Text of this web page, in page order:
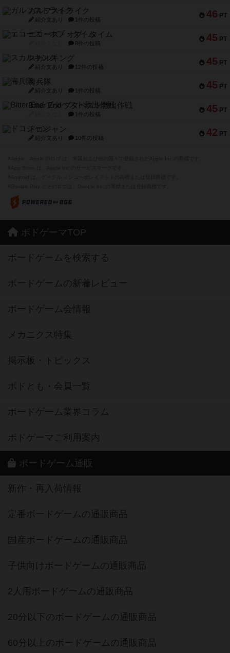
46 PT
ガルフストライク
紹介文あり 1件の投稿
45 PT
エコーズ・オブ・タイム
8件の投稿
45 PT
スカルキング
紹介文あり 12件の投稿
45 PT
海兵隊
紹介文あり 1件の投稿
45 PT
Bitter End ブタペスト救出作戦
1件の投稿
42 PT
ドコジャン
紹介文あり 10件の投稿
ボドゲーマTOP
ボードゲームを検索する
ボードゲームの新着レビュー
ボードゲーム会情報
メカニクス特集
掲示板・トピックス
ボドとも・会員一覧
ボードゲーム業界コラム
ボドゲーマご利用案内
ボードゲーム通販
新作・再入荷情報
定番ボードゲームの通販商品
国産ボードゲームの通販商品
子供向けボードゲームの通販商品
2人用ボードゲームの通販商品
20分以下のボードゲームの通販商品
60分以上のボードゲームの通販商品